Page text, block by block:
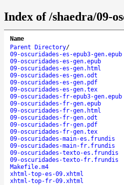
Index of /shaedra/09-
Name
Parent Directory/
09-oscuridades-es-epub3-gen.epub
09-oscuridades-es-gen.epub
09-oscuridades-es-gen.html
09-oscuridades-es-gen.odt
09-oscuridades-es-gen.pdf
09-oscuridades-es-gen.tex
09-oscuridades-fr-epub3-gen.epub
09-oscuridades-fr-gen.epub
09-oscuridades-fr-gen.html
09-oscuridades-fr-gen.odt
09-oscuridades-fr-gen.pdf
09-oscuridades-fr-gen.tex
09-oscuridades-main-es.frundis
09-oscuridades-main-fr.frundis
09-oscuridades-texto-es.frundis
09-oscuridades-texto-fr.frundis
Makefile.m4
xhtml-top-es-09.xhtml
xhtml-top-fr-09.xhtml